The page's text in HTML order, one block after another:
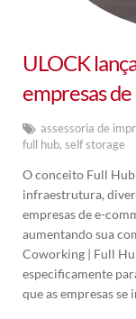
ULOCK
empresas
assessoria de
full hub, self storage
O conceito Full
infraestrutura,
empresas de e-
aumentando sua
Coworking | Full
especificamente
que as empresas se